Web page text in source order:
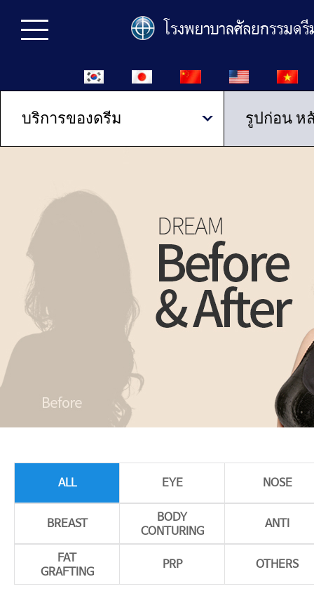
บริการของดรีม รูปก่อน ห
ALL EYE NOSE
BREAST
BODY
CONTURING
ANTI
FAT
GRAFTING
PRP OTHERS